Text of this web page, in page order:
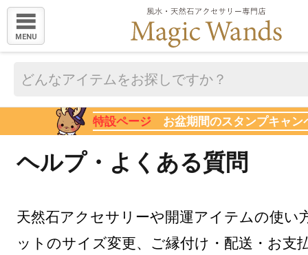
MENU
特設ページ お盆期間のスタンプキャン
ヘルプ・よくある質問
天然石アクセサリーや開運アイテムの使い
ットのサイズ変更、ご縁付け・配送・お支